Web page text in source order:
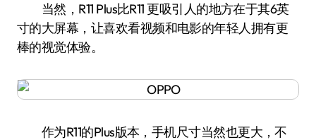
当然，R11 Plus比R11 更吸引人的地方在于其6英
寸的大屏幕，让喜欢看视频和电影的年轻人拥有更
棒的视觉体验。
作为R11的Plus版本，手机尺寸当然也更大，不